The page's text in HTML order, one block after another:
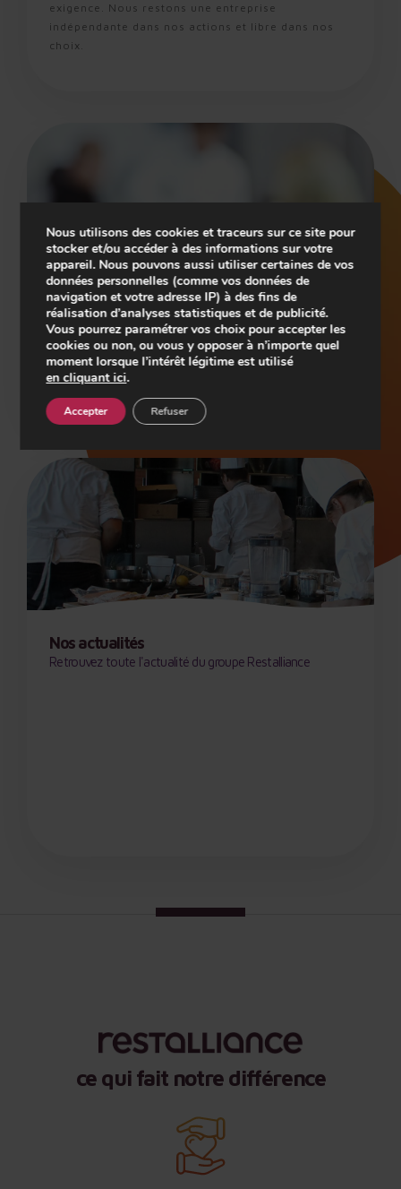
exigence. Nous restons une entreprise
indépendante dans nos actions et libre dans nos
choix.
Espace Presse
Consultez et téléchargez librement
nos communiqués de presse et dossiers de presse en bas
de page.
Découvrez les actualités du groupe Restalliance.
Nos actualités
Retrouvez toute l'actualité du groupe Restalliance
ce qui fait notre différence
-01:12
Play
Nous utilisons des cookies et traceurs sur ce site pour
stocker et/ou accéder à des informations sur votre
appareil. Nous pouvons aussi utiliser certaines de vos
données personnelles (comme vos données de
navigation et votre adresse IP) à des fins de
réalisation d’analyses statistiques et de publicité.
Vous pourrez paramétrer vos choix pour accepter les
cookies ou non, ou vous y opposer à n’importe quel
moment lorsque l’intérêt légitime est utilisé
en cliquant ici.
Accepter Refuser